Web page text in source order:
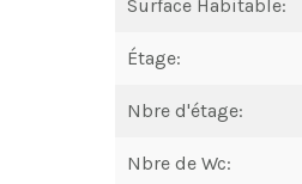
Surface Habitable:
Étage:
Nbre d'étage:
Nbre de Wc: